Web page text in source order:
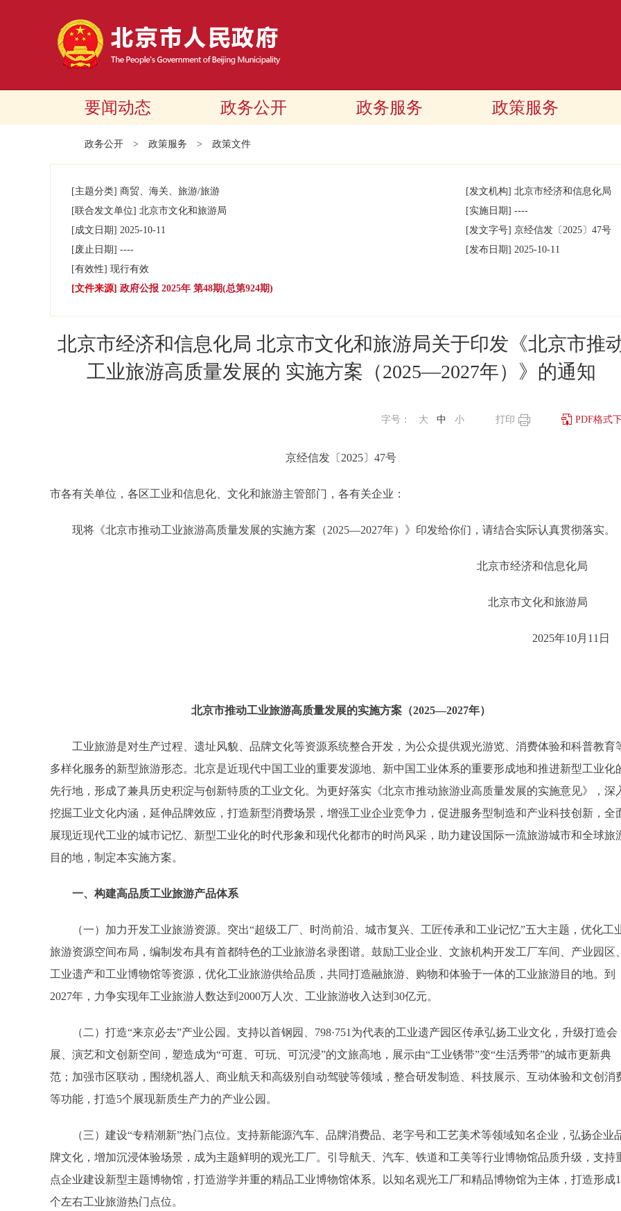
要闻动态 政务公开 政务服务 政策服务
政务公开 > 政策服务 > 政策文件
[主题分类] 商贸、海关、旅游/旅游 [发文机构] 北京市经济和信息化局
[联合发文单位] 北京市文化和旅游局 [实施日期] ----
[成文日期] 2025-10-11 [发文字号] 京经信发 〔2025〕 47号
[废止日期] ---- [发布日期] 2025-10-11
[有效性] 现行有效
[文件来源] 政府公报 2025年 第48期(总第924期)
北京市经济和信息化局 北京市文化和旅游局关于印发《北京市推
工业旅游高质量发展的 实施方案（2025—2027年）》的通知
PDF格式
打印
字号： 大 中 小
京经信发〔2025〕47号
市各有关单位，各区工业和信息化、文化和旅游主管部门，各有关企业：
现将《北京市推动工业旅游高质量发展的实施方案（2025—2027年）》印发给你们，请结合实际认真贯彻落实。
北京市经济和信息化
北京市文化和旅游
2025年10月11
北京市推动工业旅游高质量发展的实施方案（2025—2027年）
工业旅游是对生产过程、遗址风貌、品牌文化等资源系统整合开发，为公众提供观光游览、消费体验和科普教育
多样化服务的新型旅游形态。北京是近现代中国工业的重要发源地、新中国工业体系的重要形成地和推进新型工业化
先行地，形成了兼具历史积淀与创新特质的工业文化。为更好落实《北京市推动旅游业高质量发展的实施意见》，深
挖掘工业文化内涵，延伸品牌效应，打造新型消费场景，增强工业企业竞争力，促进服务型制造和产业科技创新，全
展现近现代工业的城市记忆、新型工业化的时代形象和现代化都市的时尚风采，助力建设国际一流旅游城市和全球旅
目的地，制定本实施方案。
一、构建高品质工业旅游产品体系
（一）加力开发工业旅游资源。突出“超级工厂、时尚前沿、城市复兴、工匠传承和工业记忆”五大主题，优化工
旅游资源空间布局，编制发布具有首都特色的工业旅游名录图谱。鼓励工业企业、文旅机构开发工厂车间、产业园区、
工业遗产和工业博物馆等资源，优化工业旅游供给品质，共同打造融旅游、购物和体验于一体的工业旅游目的地。到
2027年，力争实现年工业旅游人数达到2000万人次、工业旅游收入达到30亿元。
（二）打造“来京必去”产业公园。支持以首钢园、798·751为代表的工业遗产园区传承弘扬工业文化，升级打造会
展、演艺和文创新空间，塑造成为“可逛、可玩、可沉浸”的文旅高地，展示由“工业锈带”变“生活秀带”的城市更新典
范；加强市区联动，围绕机器人、商业航天和高级别自动驾驶等领域，整合研发制造、科技展示、互动体验和文创消
等功能，打造5个展现新质生产力的产业公园。
（三）建设“专精潮新”热门点位。支持新能源汽车、品牌消费品、老字号和工艺美术等领域知名企业，弘扬企业
牌文化，增加沉浸体验场景，成为主题鲜明的观光工厂。引导航天、汽车、铁道和工美等行业博物馆品质升级，支持
点企业建设新型主题博物馆，打造游学并重的精品工业博物馆体系。以知名观光工厂和精品博物馆为主体，打造形成
个左右工业旅游热门点位。